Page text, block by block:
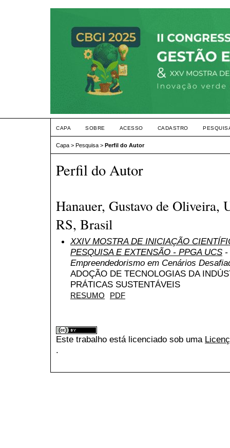
CAPA SOBRE ACESSO CADASTRO
Capa > Pesquisa > Perfil do Autor
Perfil do Autor
Hanauer, Gustavo de Oliveira,
RS, Brasil
XXIV MOSTRA DE INICIAÇÃO
PESQUISA E EXTENSÃO - PPGA UCS -
Empreendedorismo em Cenários
ADOÇÃO DE TECNOLOGIAS DA
PRÁTICAS SUSTENTÁVEIS
RESUMO PDF
Este trabalho está licenciado sob uma
.